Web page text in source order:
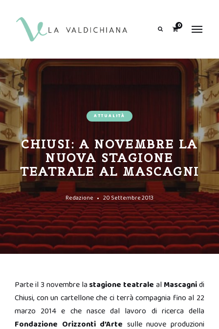
0
ATTUALITÀ
CHIUSI: A NOVEMBRE LA
NUOVA STAGIONE
TEATRALE AL MASCAGNI
Redazione 20 Settembre 2013
Parte il 3 novembre la stagione teatrale al Mascagnidi
Chiusi, con un cartellone che ci terrà compagnia fino al 22
marzo 2014 e che nasce dal lavoro di ricerca della
Fondazione Orizzonti d’Arte sulle nuove produzioni